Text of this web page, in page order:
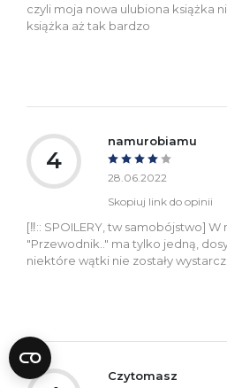
czyli moja nowa ulubiona książka
książka aż tak bardzo
4
namurobiamu
28.06.2022
Skopiuj link do opinii
[‼️:: SPOILERY, tw samobójstwo]
"Przewodnik.." ma tylko jedną,
niektóre wątki nie zostały
Czytomasz